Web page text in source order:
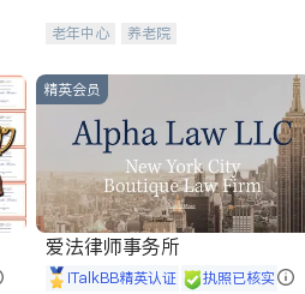
老年中心 养老院
精英会员
爱法律师事务所
iTalkBB精英认证 执照已核实